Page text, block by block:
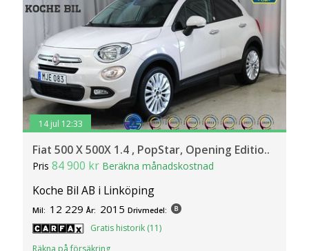
14 jul 12:33
Fiat 500 X 500X 1.4 , PopStar, Opening Editio..
Pris84 900 kr Beräkna månadskostnad
Koche Bil AB i Linköping
Mil: 12 229 År: 2015 Drivmedel:
Gratis historik (11)
Räkna på försäkring